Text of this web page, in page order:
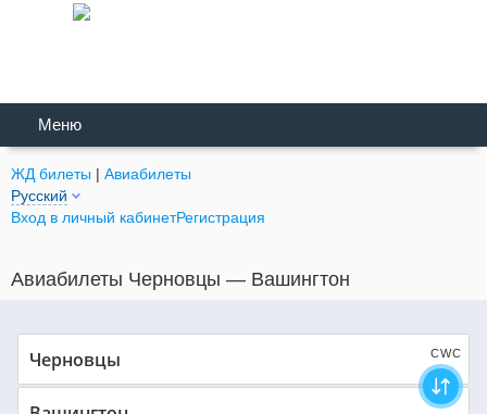
Меню
ЖД билеты | Авиабилеты
Русский
Вход в личный кабинетРегистрация
Авиабилеты Черновцы — Вашингтон
CWC